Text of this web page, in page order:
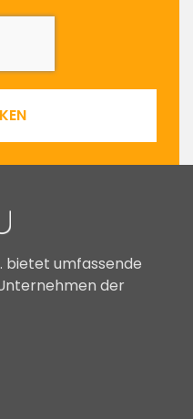
bietet umfassende
der